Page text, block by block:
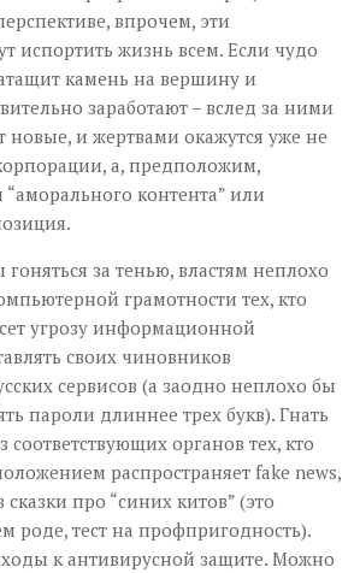
впрочем, эти
испортить жизнь всем. Если чудо
камень на вершину и
заработают – вслед за ними
новые, и жертвами окажутся уже не
а, предположим,
“аморального контента” или
гоняться за тенью, властям неплохо
грамотности тех, кто
угрозу информационной
своих чиновников
сервисов (а заодно неплохо бы
пароли длиннее трех букв). Гнать
органов тех, кто
распространяет fake news,
про “синих китов” (это
роде, тест на профпригодность).
к антивирусной защите. Можно